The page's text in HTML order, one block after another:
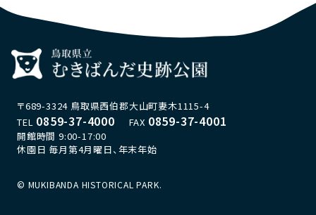
〒689-3324 鳥取県西伯郡大山町妻木1115-4
TEL 0859-37-4000 FAX 0859-37-4001
開館時間 9:00-17:00
休園日 毎月第4月曜日、年末年始
© MUKIBANDA HISTORICAL PARK.